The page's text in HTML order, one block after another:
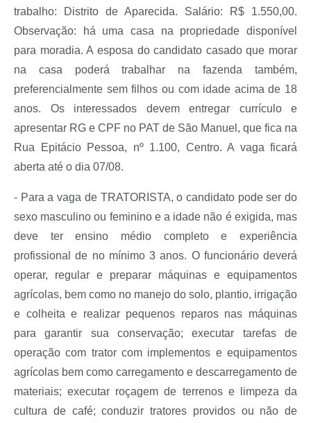
trabalho: Distrito de Aparecida. Salário: R$ 1.550,00.
Observação: há uma casa na propriedade disponível
para moradia. A esposa do candidato casado que morar
na casa poderá trabalhar na fazenda também,
preferencialmente sem filhos ou com idade acima de 18
anos. Os interessados devem entregar currículo e
apresentar RG e CPF no PAT de São Manuel, que fica na
Rua Epitácio Pessoa, nº 1.100, Centro. A vaga ficará
aberta até o dia 07/08.
- Para a vaga de TRATORISTA, o candidato pode ser do
sexo masculino ou feminino e a idade não é exigida, mas
deve ter ensino médio completo e experiência
profissional de no mínimo 3 anos. O funcionário deverá
operar, regular e preparar máquinas e equipamentos
agrícolas, bem como no manejo do solo, plantio, irrigação
e colheita e realizar pequenos reparos nas máquinas
para garantir sua conservação; executar tarefas de
operação com trator com implementos e equipamentos
agrícolas bem como carregamento e descarregamento de
materiais; executar roçagem de terrenos e limpeza da
cultura de café; conduzir tratores providos ou não de